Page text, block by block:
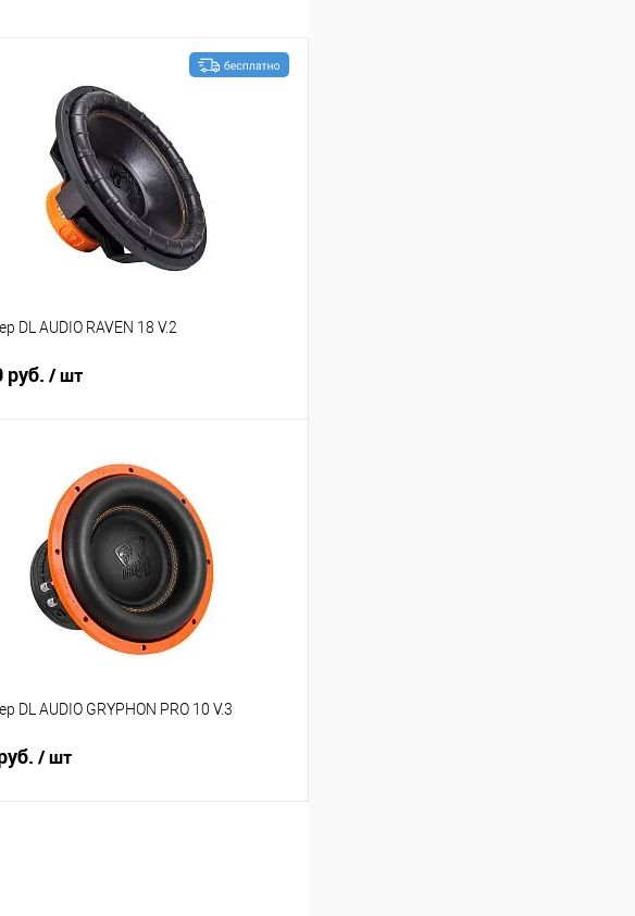
DL AUDIO RAVEN 18 V.2
руб. / шт
В корзину
В избранное
DL AUDIO GRYPHON PRO 10 V.3
/ шт